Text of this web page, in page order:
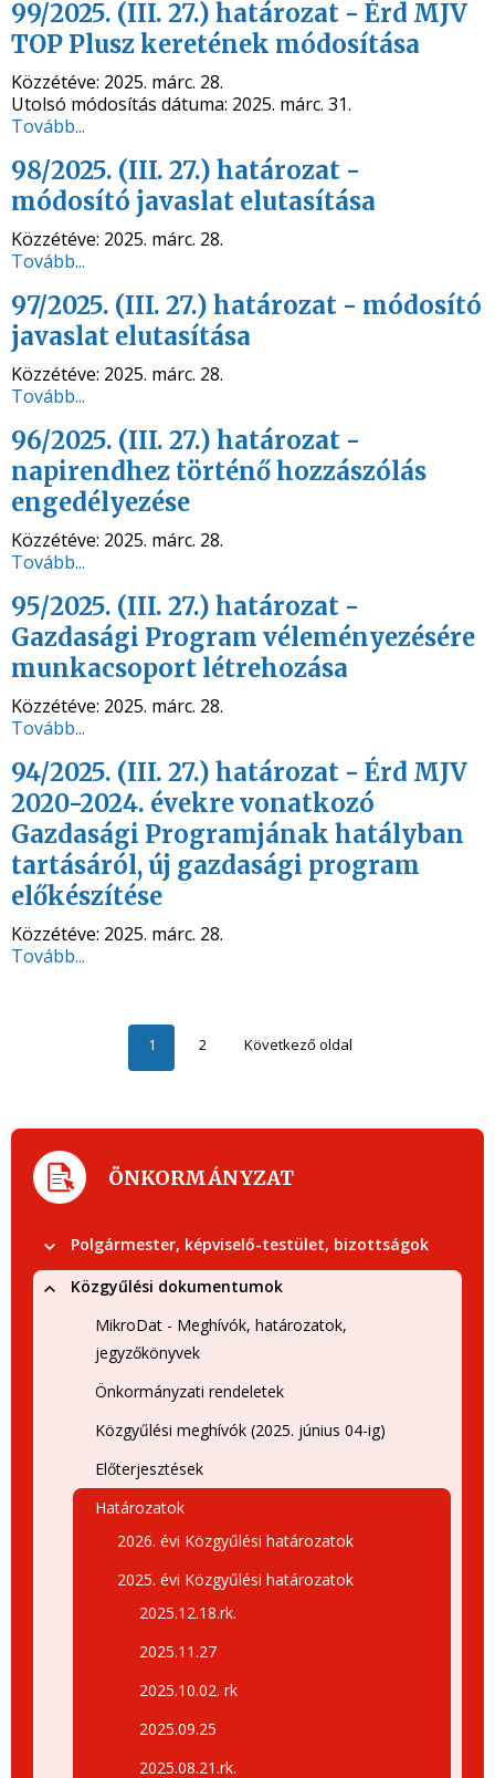
99/2025. (III. 27.) határozat - Érd MJV
TOP Plusz keretének módosítása
Közzétéve: 2025. márc. 28.
Utolsó módosítás dátuma: 2025. márc. 31.
Tovább...
98/2025. (III. 27.) határozat -
módosító javaslat elutasítása
Közzétéve: 2025. márc. 28.
Tovább...
97/2025. (III. 27.) határozat - módosító
javaslat elutasítása
Közzétéve: 2025. márc. 28.
Tovább...
96/2025. (III. 27.) határozat -
napirendhez történő hozzászólás
engedélyezése
Közzétéve: 2025. márc. 28.
Tovább...
95/2025. (III. 27.) határozat -
Gazdasági Program véleményezésére
munkacsoport létrehozása
Közzétéve: 2025. márc. 28.
Tovább...
94/2025. (III. 27.) határozat - Érd MJV
2020-2024. évekre vonatkozó
Gazdasági Programjának hatályban
tartásáról, új gazdasági program
előkészítése
Közzétéve: 2025. márc. 28.
Tovább...
1 2 Következő oldal
ÖNKORMÁNYZAT
Polgármester, képviselő-testület, bizottságok
Közgyűlési dokumentumok
MikroDat - Meghívók, határozatok,
jegyzőkönyvek
Önkormányzati rendeletek
Közgyűlési meghívók (2025. június 04-ig)
Előterjesztések
Határozatok
2026. évi Közgyűlési határozatok
2025. évi Közgyűlési határozatok
2025.12.18.rk.
2025.11.27
2025.10.02. rk
2025.09.25
2025.08.21.rk.